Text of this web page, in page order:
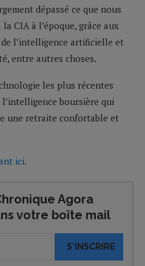
dépassé ce que nous
CIA à l’époque, grâce aux
de l’intelligence artificielle et
entre autres choses.
les plus récentes
boursière qui
une retraite confortable et
ici.
Agora
votre boîte mail
S'INSCRIRE